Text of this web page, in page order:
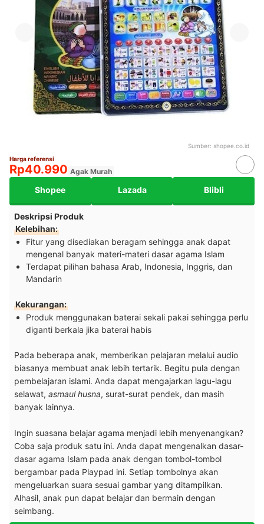
Sumber: shopee.co.id
Harga referensi
Rp40.990 Agak Murah
Shopee Lazada Blibli
Deskripsi Produk
Kelebihan:
Fitur yang disediakan beragam sehingga anak dapat
mengenal banyak materi-materi dasar agama Islam
Terdapat pilihan bahasa Arab, Indonesia, Inggris, dan
Mandarin
Kekurangan:
Produk menggunakan baterai sekali pakai sehingga perlu
diganti berkala jika baterai habis
Pada beberapa anak, memberikan pelajaran melalui audio
biasanya membuat anak lebih tertarik. Begitu pula dengan
pembelajaran islami. Anda dapat mengajarkan lagu-lagu
selawat, asmaul husna, surat-surat pendek, dan masih
banyak lainnya.
Ingin suasana belajar agama menjadi lebih menyenangkan?
Coba saja produk satu ini. Anda dapat mengenalkan dasar-
dasar agama Islam pada anak dengan tombol-tombol
bergambar pada Playpad ini. Setiap tombolnya akan
mengeluarkan suara sesuai gambar yang ditampilkan.
Alhasil, anak pun dapat belajar dan bermain dengan
seimbang.